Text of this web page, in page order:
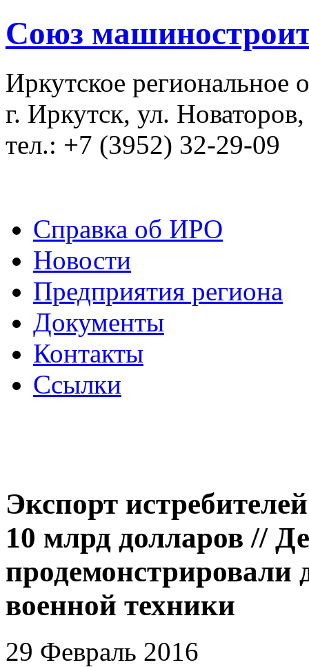
Союз
Иркутское региональное
г. Иркутск, ул.
тел.: +7 (3952) 32-29-09
Справка об ИРО
Новости
Предприятия региона
Документы
Контакты
Ссылки
Экспорт
10 млрд долларов //
продемонстрировали
военной техники
29 Февраль 2016